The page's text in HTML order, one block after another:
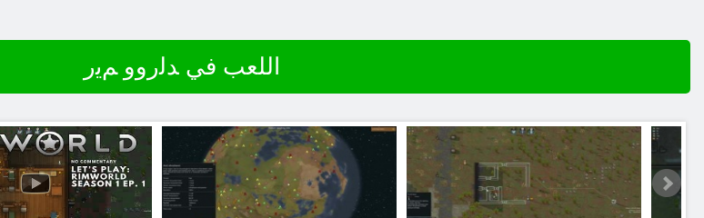
اللعب في ﺪﻟﺭﻭﻭ ﻢﻳﺭ